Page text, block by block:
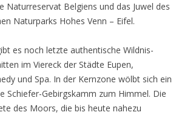
Naturreservat Belgiens und das Juwel des
Naturparks Hohes Venn – Eifel.
es noch letzte authentische Wildnis-
im Viereck der Städte Eupen,
und Spa. In der Kernzone wölbt sich ein
Schiefer-Gebirgskamm zum Himmel. Die
des Moors, die bis heute nahezu